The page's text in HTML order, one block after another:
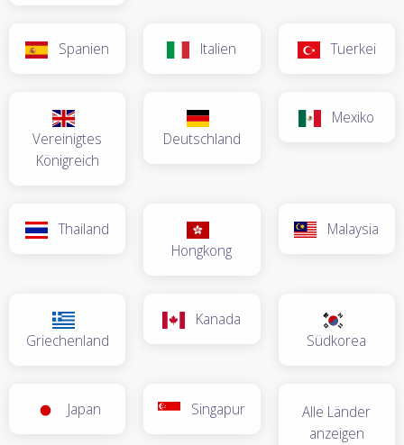
Spanien Italien Tuerkei
Vereinigtes
Königreich
Deutschland
Mexiko
Thailand
Hongkong
Malaysia
Griechenland
Kanada
Südkorea
Japan Singapur
Alle Länder
anzeigen